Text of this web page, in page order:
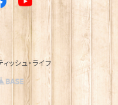
ッシュ・ライフ